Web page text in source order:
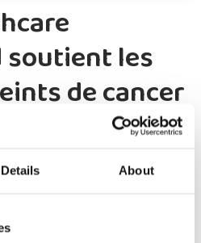
Details About
les
de cancer
SPAP
(une entreprise du groupe
le Swiss Patient Access